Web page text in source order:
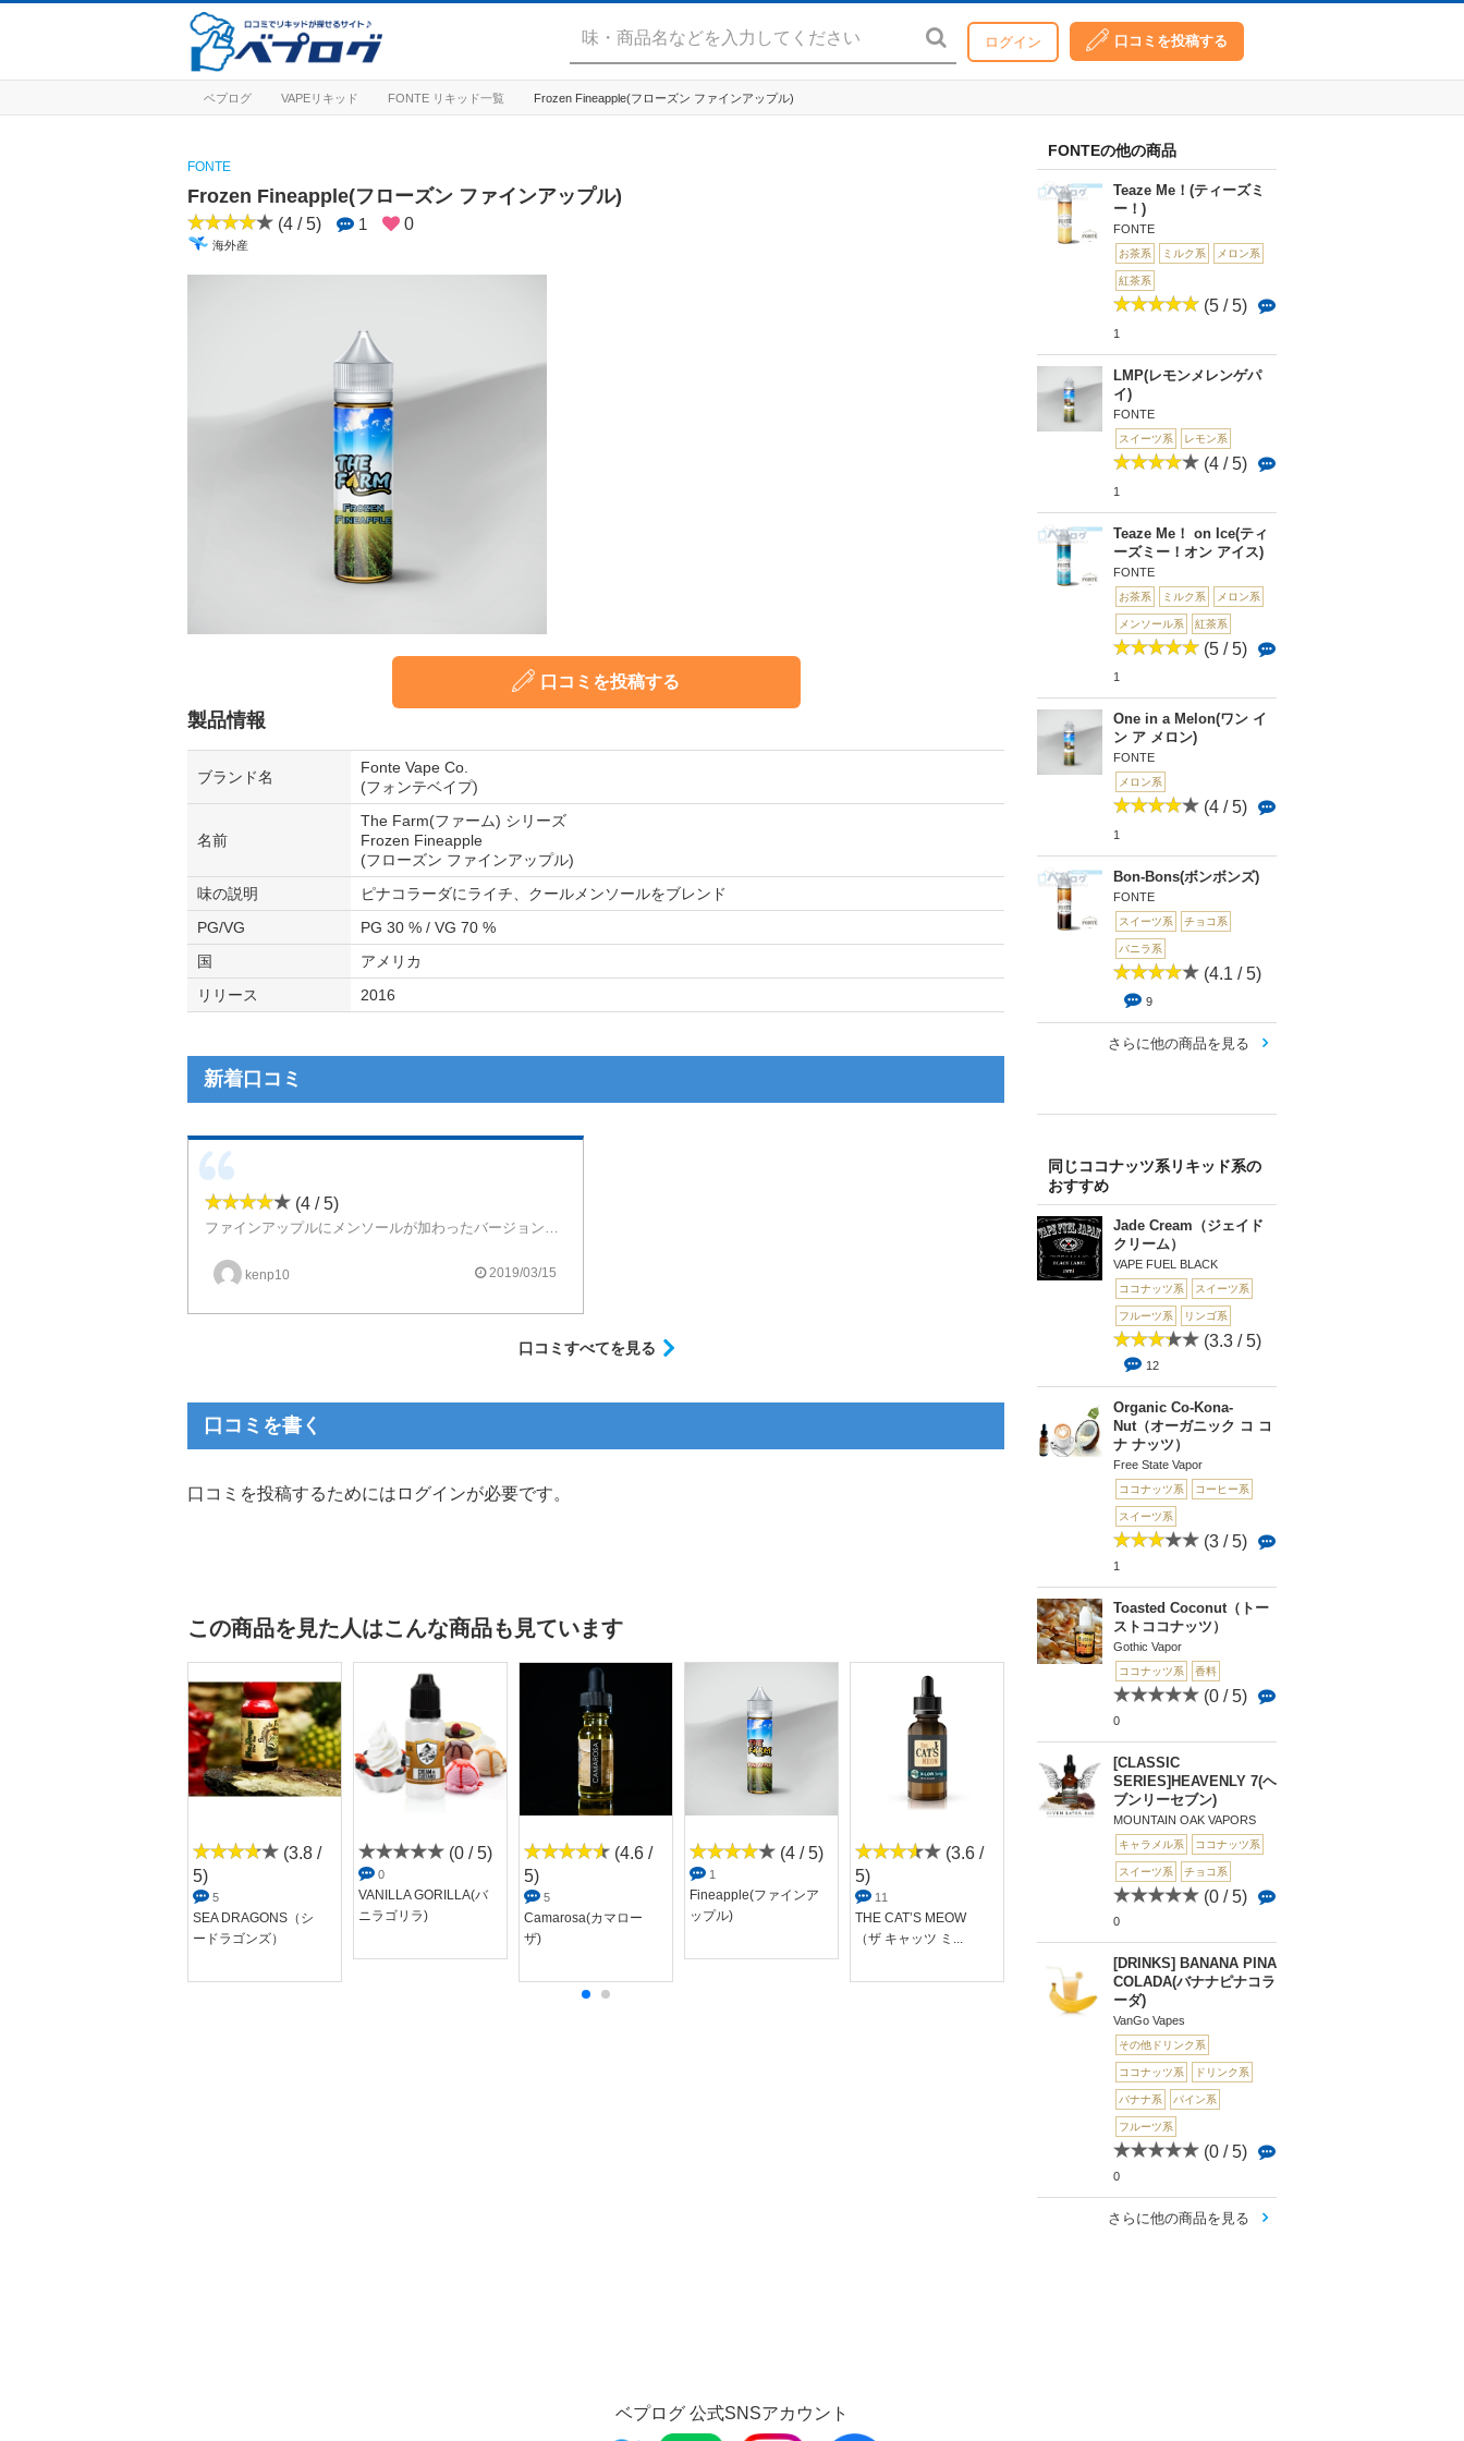
ログイン 口コミを投稿する
ベプログ VAPEリキッド FONTE リキッド一覧 Frozen Fineapple(フローズン ファインアップル)
FONTEの他の商品
Teaze Me！(ティーズミ
ー！)
FONTE
お茶系 ミルク系 メロン系
紅茶系
(5 / 5)
1
LMP(レモンメレンゲパ
イ)
FONTE
スイーツ系 レモン系
(4 / 5)
1
Teaze Me！ on Ice(ティ
ーズミー！オン アイス)
FONTE
お茶系 ミルク系 メロン系
メンソール系 紅茶系
(5 / 5)
1
One in a Melon(ワン イ
ン ア メロン)
FONTE
メロン系
(4 / 5)
1
Bon-Bons(ボンボンズ)
FONTE
スイーツ系 チョコ系
バニラ系
(4.1 / 5)
9
さらに他の商品を見る
同じココナッツ系リキッド系の
おすすめ
Jade Cream（ジェイド
クリーム）
VAPE FUEL BLACK
ココナッツ系 スイーツ系
フルーツ系 リンゴ系
(3.3 / 5)
12
Organic Co-Kona-
Nut（オーガニック コ コ
ナ ナッツ）
Free State Vapor
ココナッツ系 コーヒー系
スイーツ系
(3 / 5)
1
Toasted Coconut（トー
ストココナッツ）
Gothic Vapor
ココナッツ系 香料
(0 / 5)
0
[CLASSIC
SERIES]HEAVENLY 7(ヘ
ブンリーセブン)
MOUNTAIN OAK VAPORS
キャラメル系 ココナッツ系
スイーツ系 チョコ系
(0 / 5)
0
[DRINKS] BANANA PINA
COLADA(バナナピナコラ
ーダ)
VanGo Vapes
その他ドリンク系
ココナッツ系 ドリンク系
バナナ系 パイン系
フルーツ系
(0 / 5)
0
さらに他の商品を見る
FONTE
Frozen Fineapple(フローズン ファインアップル)
(4 / 5) 1 0
海外産
口コミを投稿する
製品情報
ブランド名
Fonte Vape Co.
(フォンテベイプ)
名前
The Farm(ファーム) シリーズ
Frozen Fineapple
(フローズン ファインアップル)
味の説明
ピナコラーダにライチ、クールメンソールをブレンド
PG/VG
PG 30 % / VG 70 %
国
アメリカ
リリース
2016
新着口コミ
(4 / 5)
ファインアップルにメンソールが加わったバージョンですね。
kenp10 2019/03/15
口コミすべてを見る
口コミを書く
口コミを投稿するためにはログインが必要です。
この商品を見た人はこんな商品も見ています
(3.8 /
5)
5
SEA DRAGONS（シ
ードラゴンズ）
(0 / 5)
0
VANILLA GORILLA(バ
ニラゴリラ)
(4.6 /
5)
5
Camarosa(カマロー
ザ)
(4 / 5)
1
Fineapple(ファインア
ップル)
(3.6 /
5)
11
THE CAT’S MEOW
（ザ キャッツ ミ...
(0 / 5)
GOURMET PINA COL
0
Pina Colada（ピナコ
ベプログ 公式SNSアカウント